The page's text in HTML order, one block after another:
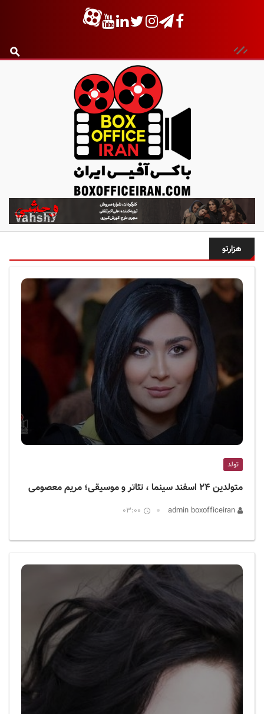
ب
ا
ک
آ
ی
ر
ا
ن
هزارتو
تولد
متولدین ۲۴ اسفند سینما ، تئاتر و موسیقی؛ مریم معصومی
03:00